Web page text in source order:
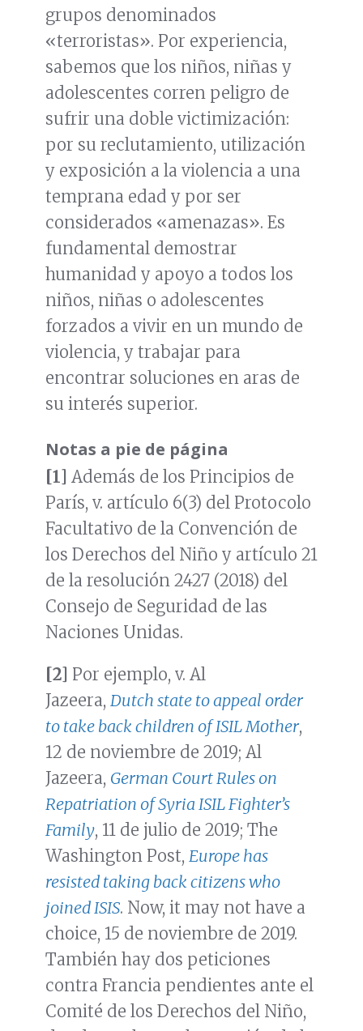
grupos denominados
«terroristas». Por experiencia,
sabemos que los niños, niñas y
adolescentes corren peligro de
sufrir una doble victimización:
por su reclutamiento, utilización
y exposición a la violencia a una
temprana edad y por ser
considerados «amenazas». Es
fundamental demostrar
humanidad y apoyo a todos los
niños, niñas o adolescentes
forzados a vivir en un mundo de
violencia, y trabajar para
encontrar soluciones en aras de
su interés superior.
Notas a pie de página
[1] Además de los Principios de
París, v. artículo 6(3) del Protocolo
Facultativo de la Convención de
los Derechos del Niño y artículo 21
de la resolución 2427 (2018) del
Consejo de Seguridad de las
Naciones Unidas.
[2] Por ejemplo, v. Al
Jazeera, Dutch state to appeal order
to take back children of ISIL Mother,
12 de noviembre de 2019; Al
Jazeera, German Court Rules on
Repatriation of Syria ISIL Fighter’s
Family, 11 de julio de 2019; The
Washington Post, Europe has
resisted taking back citizens who
joined ISIS. Now, it may not have a
choice, 15 de noviembre de 2019.
También hay dos peticiones
contra Francia pendientes ante el
Comité de los Derechos del Niño,